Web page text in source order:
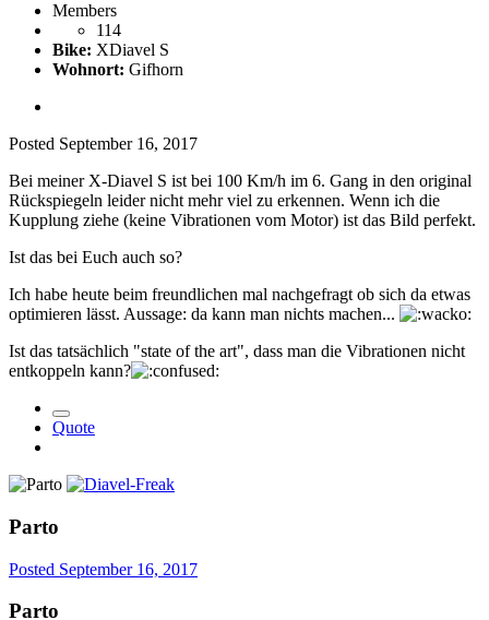
Members
114
Bike: XDiavel S
Wohnort: Gifhorn
Posted September 16, 2017
Bei meiner X-Diavel S ist bei 100 Km/h im 6. Gang in den original
Rückspiegeln leider nicht mehr viel zu erkennen. Wenn ich die
Kupplung ziehe (keine Vibrationen vom Motor) ist das Bild perfekt.
Ist das bei Euch auch so?
Ich habe heute beim freundlichen mal nachgefragt ob sich da etwas
optimieren lässt. Aussage: da kann man nichts machen...
Ist das tatsächlich "state of the art", dass man die Vibrationen nicht
entkoppeln kann?
Quote
Parto
Posted September 16, 2017
Parto